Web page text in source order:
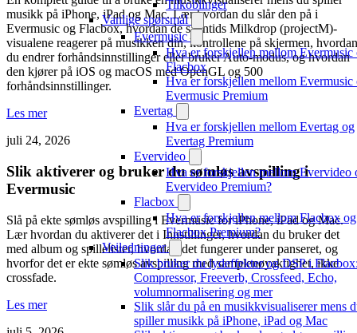
Tilkoblinger
Vanlige spørsmål
Evermusic
Hva er forskjellen mellom Evermusic
Flacbox
Hva er forskjellen mellom Evermusic
Evermusic Premium
Evertag
Hva er forskjellen mellom Evertag og
Evertag Premium
Evervideo
Hva er forskjellen mellom Evervideo
Evervideo Premium?
Flacbox
Hva er forskjellen mellom Flacbox og
Flacbox Premium?
Veiledninger
Slik bruker du lydeffekter og DSP i
Compressor, Freeverb, Crossfeed, Echo,
volumnormalisering og mer
Slik slår du på en musikkvisualiserer mens
spiller musikk på iPhone, iPad og Mac
musikk på iPhone, iPad og Mac. Lær hvordan du slår den på i
Evermusic og Flacbox, hvordan de sanntids Milkdrop (projectM)-
visualene reagerer på musikken din, kontrollene på skjermen, hvordan
du endrer forhåndsinnstillinger eller bruker Auto-modus, og hvordan
den kjører på iOS og macOS med OpenGL og 500
forhåndsinnstillinger.
Les mer
juli 24, 2026
Slik aktiverer og bruker du sømløs avspilling i
Evermusic
Slå på ekte sømløs avspilling i Evermusic for iPhone, iPad og Mac.
Lær hvordan du aktiverer det i Innstillinger, hvordan du bruker det
med album og spillelister, hvordan det fungerer under panseret, og
hvorfor det er ekte sømløs avspilling med samplenøyaktighet, ikke
crossfade.
Les mer